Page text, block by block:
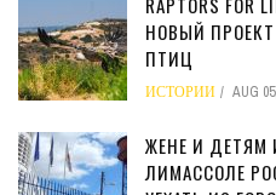
RAPTORS
НОВЫЙ
ПТИЦ
ИСТОРИИ AUG
ЖЕНЕ И ДЕТЯМ
ЛИМАССОЛЕ